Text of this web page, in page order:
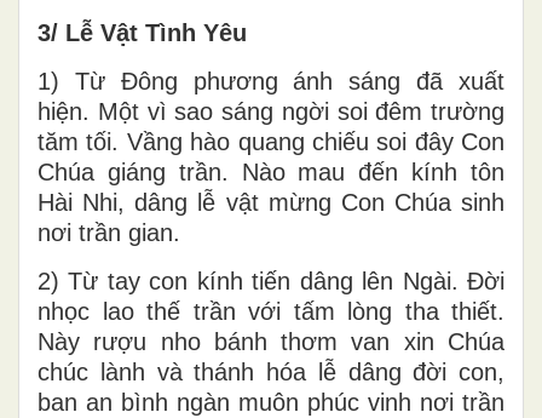
3/ Lễ Vật Tình Yêu
1) Từ Đông phương ánh sáng đã xuất
hiện. Một vì sao sáng ngời soi đêm trường
tăm tối. Vầng hào quang chiếu soi đây Con
Chúa giáng trần. Nào mau đến kính tôn
Hài Nhi, dâng lễ vật mừng Con Chúa sinh
nơi trần gian.
2) Từ tay con kính tiến dâng lên Ngài. Đời
nhọc lao thế trần với tấm lòng tha thiết.
Này rượu nho bánh thơm van xin Chúa
chúc lành và thánh hóa lễ dâng đời con,
ban an bình ngàn muôn phúc vinh nơi trần